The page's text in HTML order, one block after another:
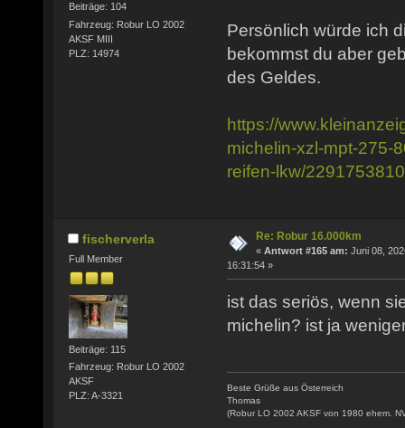
Beiträge: 104
Fahrzeug: Robur LO 2002
AKSF MIII
PLZ: 14974
Persönlich würde ich
bekommst du aber
des Geldes.
https://
michelin-xzl-mpt-275-
reifen-lkw/
fischerverla
Full Member
Beiträge: 115
Fahrzeug: Robur LO 2002
AKSF
PLZ: A-3321
Re: Robur 16.000km
« Antwort #165 am: Juni 08,
16:31:54 »
ist das seriös, wenn
michelin? ist ja
Beste Grüße aus Österreich
Thomas
(Robur LO 2002 AKSF von 1980 ehem.